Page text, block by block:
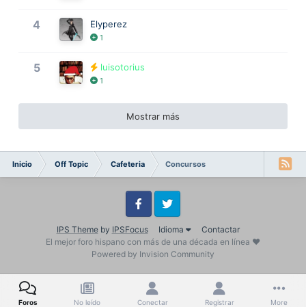
4 Elyperez
1
5 luisotorius
1
Mostrar más
Inicio Off Topic Cafeteria Concursos
IPS Themeby IPSFocus Idioma Contactar
FacebookTwitter
El mejor foro hispano con más de una década en línea ❤️
Powered by Invision Community
Foros No leído Conectar Registrar More